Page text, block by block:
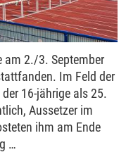
am 2./3. September
Im Feld der
16-jährige als 25.
Aussetzer im
ihm am Ende
…